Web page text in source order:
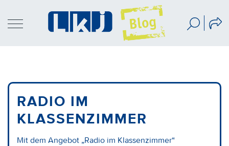
RADIO IM
KLASSENZIMMER
Mit dem Angebot „Radio im Klassenzimmer“